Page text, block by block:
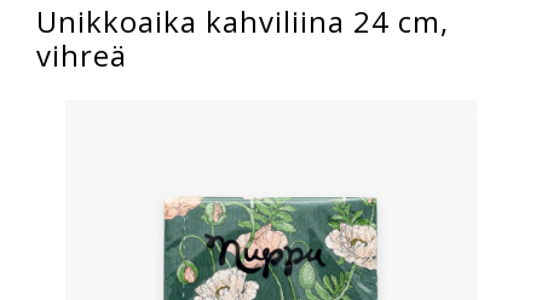
Unikkoaika kahviliina 24 cm,
vihreä